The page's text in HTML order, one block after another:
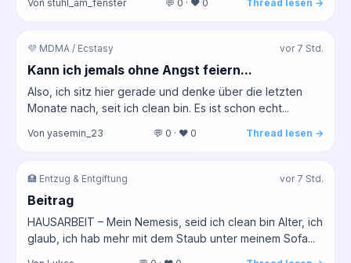
Von stuhl_am_fenster 💬 0 · ❤️ 0 Thread lesen →
💜 MDMA / Ecstasy vor 7 Std.
Kann ich jemals ohne Angst feiern...
Also, ich sitz hier gerade und denke über die letzten
Monate nach, seit ich clean bin. Es ist schon echt...
Von yasemin_23 💬 0 · ❤️ 0 Thread lesen →
🏥 Entzug & Entgiftung vor 7 Std.
Beitrag
HAUSARBEIT – Mein Nemesis, seid ich clean bin Alter, ich
glaub, ich hab mehr mit dem Staub unter meinem Sofa...